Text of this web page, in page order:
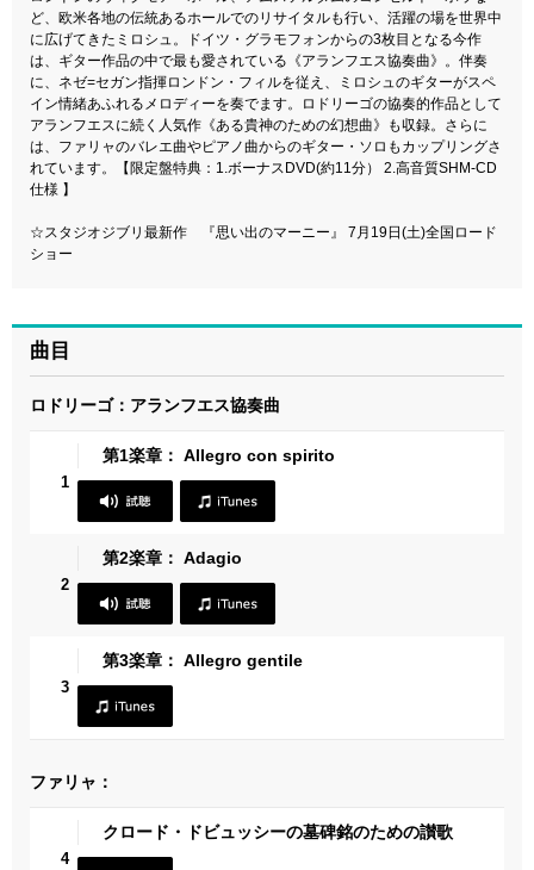
ど、欧米各地の伝統あるホールでのリサイタルも行い、活躍の場を世界中
に広げてきたミロシュ。ドイツ・グラモフォンからの3枚目となる今作
は、ギター作品の中で最も愛されている《アランフエス協奏曲》。伴奏
に、ネゼ=セガン指揮ロンドン・フィルを従え、ミロシュのギターがスペ
イン情緒あふれるメロディーを奏でます。ロドリーゴの協奏的作品として
アランフエスに続く人気作《ある貴神のための幻想曲》も収録。さらに
は、ファリャのバレエ曲やピアノ曲からのギター・ソロもカップリングさ
れています。【限定盤特典：1.ボーナスDVD(約11分） 2.高音質SHM-CD
仕様 】
☆スタジオジブリ最新作 『思い出のマーニー』 7月19日(土)全国ロード
ショー
曲目
ロドリーゴ：アランフエス協奏曲
1
第1楽章： Allegro con spirito
2
第2楽章： Adagio
3
第3楽章： Allegro gentile
ファリャ：
4
クロード・ドビュッシーの墓碑銘のための讃歌